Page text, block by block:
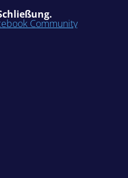
Community